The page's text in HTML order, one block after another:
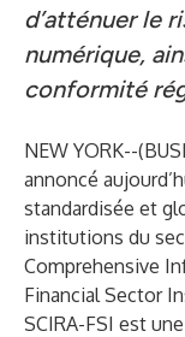
d’atténuer le
numérique,
conformité
NEW YORK--(
annoncé
standardisée et
institutions du
Comprehensive
Financial Sector
SCIRA-FSI est